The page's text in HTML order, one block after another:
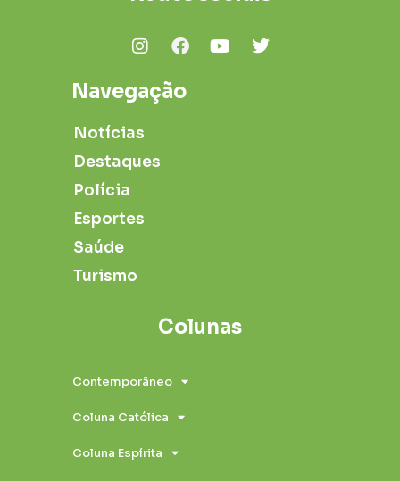
Navegação
Notícias
Destaques
Polícia
Esportes
Saúde
Turismo
Colunas
Contemporâneo
Coluna Católica
Coluna Espírita